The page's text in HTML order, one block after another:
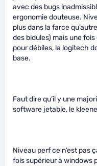
avec des bugs
ergonomie douteuse.
plus dans la farce
des bidules) mais une
pour débiles, la logitech
base.
Faut dire qu’il y une
software jetable, le
Niveau perf ce n’est pas
fois supérieur à windows